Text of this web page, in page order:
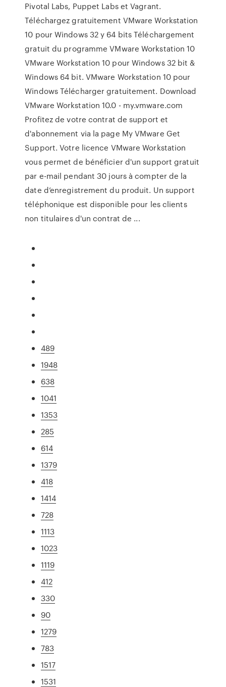
Pivotal Labs, Puppet Labs et Vagrant.
Téléchargez gratuitement VMware Workstation
10 pour Windows 32 y 64 bits Téléchargement
gratuit du programme VMware Workstation 10
VMware Workstation 10 pour Windows 32 bit &
Windows 64 bit. VMware Workstation 10 pour
Windows Télécharger gratuitement. Download
VMware Workstation 10.0 - my.vmware.com
Profitez de votre contrat de support et
d'abonnement via la page My VMware Get
Support. Votre licence VMware Workstation
vous permet de bénéficier d'un support gratuit
par e-mail pendant 30 jours à compter de la
date d’enregistrement du produit. Un support
téléphonique est disponible pour les clients
non titulaires d'un contrat de ...
489
1948
638
1041
1353
285
614
1379
418
1414
728
1113
1023
1119
412
330
90
1279
783
1517
1531